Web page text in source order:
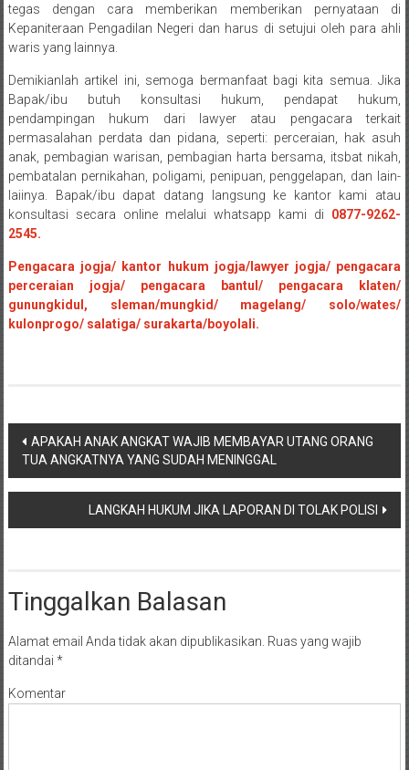
pati/
Sarilamak/
Hulu
air/
Pasaman/
Kapur
IX/
Pangkalan/
Riau/
Pekanbaru/
Bangkinang/
Dumai
Pangkal
Pinang/
Kalimantan
Barat/
Timur/
jawa
Terdekat
tegas dengan cara memberikan memberikan pernyataan di
Kepaniteraan Pengadilan Negeri dan harus di setujui oleh para ahli
waris yang lainnya.
Demikianlah artikel ini, semoga bermanfaat bagi kita semua. Jika
Bapak/ibu butuh konsultasi hukum, pendapat hukum,
pendampingan hukum dari lawyer atau pengacara terkait
permasalahan perdata dan pidana, seperti: perceraian, hak asuh
anak, pembagian warisan, pembagian harta bersama, itsbat nikah,
pembatalan pernikahan, poligami, penipuan, penggelapan, dan lain-
laiinya. Bapak/ibu dapat datang langsung ke kantor kami atau
konsultasi secara online melalui whatsapp kami di 0877-9262-
2545.
Pengacara jogja/ kantor hukum jogja/lawyer jogja/ pengacara
perceraian jogja/ pengacara bantul/ pengacara klaten/
gunungkidul, sleman/mungkid/ magelang/ solo/wates/
kulonprogo/ salatiga/ surakarta/boyolali.
Navigasi
pos
APAKAH ANAK ANGKAT WAJIB MEMBAYAR UTANG ORANG
TUA ANGKATNYA YANG SUDAH MENINGGAL
LANGKAH HUKUM JIKA LAPORAN DI TOLAK POLISI
Tinggalkan Balasan
Alamat email Anda tidak akan dipublikasikan. Ruas yang wajib
ditandai *
Komentar